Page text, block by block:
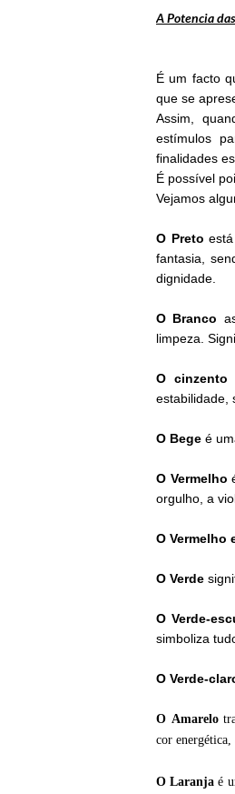
A Potencia
É um facto
que se
Assim,
estímulos
finalidades
É possível
Vejamos
O Preto
fantasia,
dignidade.
O Branco
limpeza.
O cinzento
estabilidade,
O Bege é
O Vermelho
orgulho, a
O Vermelho
O Verde
O Verde-
simboliza
O Verde-
O Amarelo
cor energética,
O Laranja é